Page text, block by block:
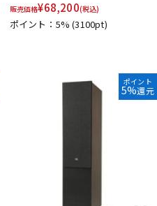
販売価格¥68,200(税込)
ポイント：5%(3100pt)
ポイント
5%還元